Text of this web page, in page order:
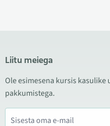
Liitu meiega
Ole esimesena kursis
pakkumistega.